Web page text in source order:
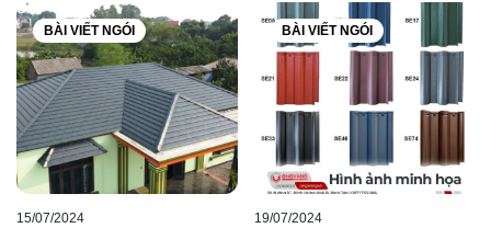
BÀI VIẾT NGÓI
15/07/2024
BÀI VIẾT NGÓI
19/07/2024